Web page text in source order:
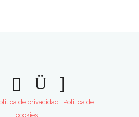
de privacidad | Politica de
cookies